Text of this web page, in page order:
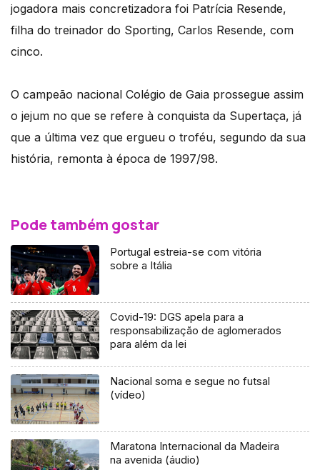
jogadora mais concretizadora foi Patrícia Resende,
filha do treinador do Sporting, Carlos Resende, com
cinco.
O campeão nacional Colégio de Gaia prossegue assim
o jejum no que se refere à conquista da Supertaça, já
que a última vez que ergueu o troféu, segundo da sua
história, remonta à época de 1997/98.
Pode também gostar
Portugal estreia-se com vitória
sobre a Itália
Covid-19: DGS apela para a
responsabilização de aglomerados
para além da lei
Nacional soma e segue no futsal
(vídeo)
Maratona Internacional da Madeira
na avenida (áudio)